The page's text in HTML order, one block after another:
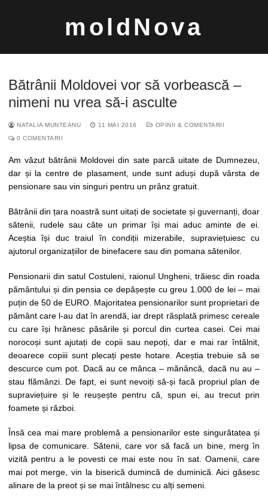
moldNova
Bătrânii Moldovei vor să vorbească –
nimeni nu vrea să-i asculte
NATALIA MUNTEANU 11 MAI 2016
OPINII & COMENTARII
0 COMENTARII
Am văzut bătrânii Moldovei din sate parcă uitate de Dumnezeu,
dar și la centre de plasament, unde sunt aduși după vârsta de
pensionare sau vin singuri pentru un prânz gratuit.
Bătrânii din țara noastră sunt uitați de societate și guvernanți, doar
sătenii, rudele sau câte un primar își mai aduc aminte de ei.
Aceștia își duc traiul în condiții mizerabile, supraviețuiesc cu
ajutorul organizațiilor de binefacere sau din pomana sătenilor.
Pensionarii din satul Costuleni, raionul Ungheni, trăiesc din roada
pământului și din pensia ce depășește cu greu 1.000 de lei – mai
puțin de 50 de EURO. Majoritatea pensionarilor sunt proprietari de
pământ care l-au dat în arendă, iar drept răsplată primesc cereale
cu care își hrănesc păsările și porcul din curtea casei. Cei mai
norocoși sunt ajutați de copii sau nepoți, dar e mai rar întâlnit,
deoarece copiii sunt plecați peste hotare. Aceștia trebuie să se
descurce cum pot. Dacă au ce mânca – mănâncă, dacă nu au –
stau flămânzi. De fapt, ei sunt nevoiți să-și facă propriul plan de
supraviețuire și le reușește pentru că, spun ei, au trecut prin
foamete și război.
Însă cea mai mare problemă a pensionarilor este singurătatea și
lipsa de comunicare. Sătenii, care vor să facă un bine, merg în
vizită pentru a le povesti ce mai este nou în sat. Oamenii, care
mai pot merge, vin la biserică dumincă de duminică. Aici găsesc
alinare de la preot și se mai întâlnesc cu alți semeni.